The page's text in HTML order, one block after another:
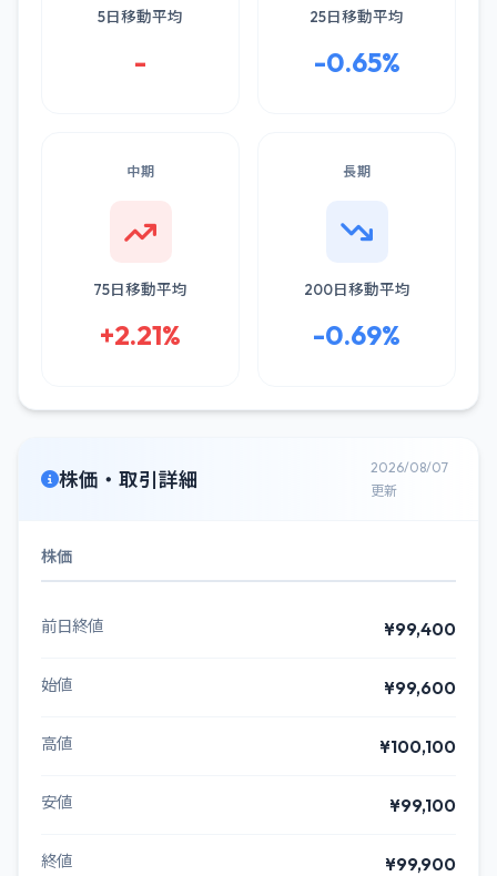
5日移動平均
-
25日移動平均
-0.65%
中期
75日移動平均
+2.21%
長期
200日移動平均
-0.69%
株価・取引詳細
2026/08/07
更新
株価
前日終値 ¥99,400
始値 ¥99,600
高値 ¥100,100
安値 ¥99,100
終値 ¥99,900